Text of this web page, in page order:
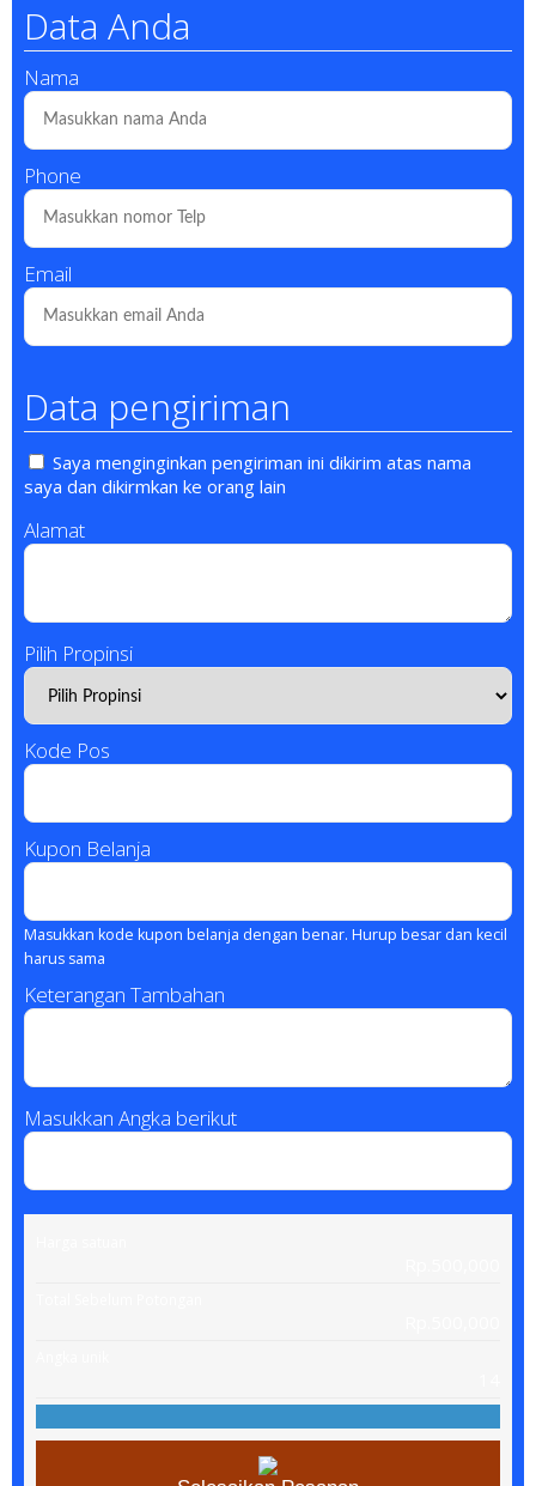
Data Anda
Nama
Phone
Email
Data pengiriman
Saya menginginkan pengiriman ini dikirim atas nama
saya dan dikirmkan ke orang lain
Alamat
Pilih Propinsi
Kode Pos
Kupon Belanja
Masukkan kode kupon belanja dengan benar. Hurup besar dan kecil
harus sama
Keterangan Tambahan
Masukkan Angka berikut